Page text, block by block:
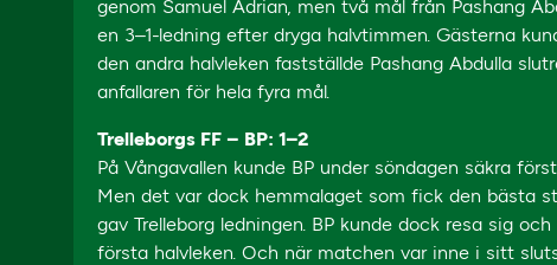
genom Samuel Adrian, men två mål från Pashang
en 3–1-ledning efter dryga halvtimmen. Gästerna
den andra halvleken fastställde Pashang Abdulla
anfallaren för hela fyra mål.
Trelleborgs FF – BP: 1–2
På Vångavallen kunde BP under söndagen säkra
Men det var dock hemmalaget som fick den bästa
gav Trelleborg ledningen. BP kunde dock resa sig
första halvleken. Och när matchen var inne i sitt